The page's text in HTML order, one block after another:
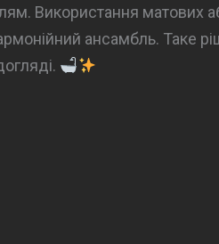
Використання матових
ансамбль. Таке